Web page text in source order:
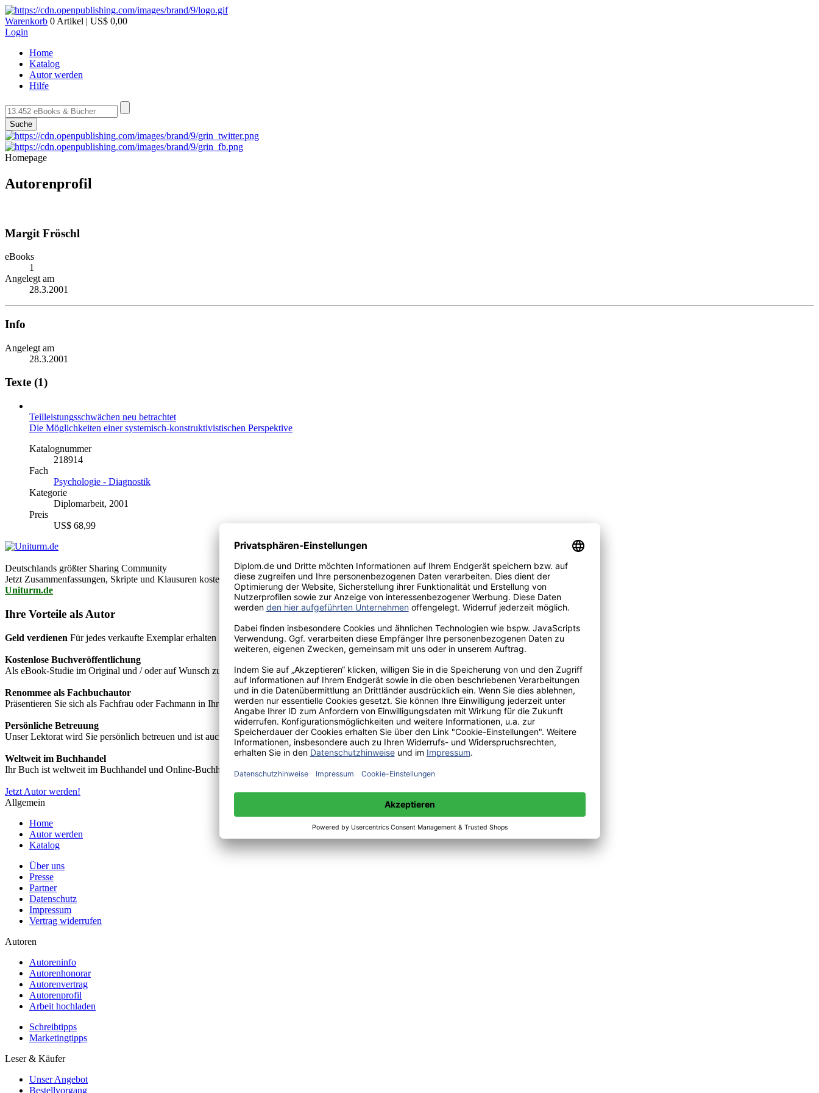
Warenkorb 0 Artikel | US$ 0,00
Login
Home
Katalog
Autor werden
Hilfe
Suche
Homepage
Autorenprofil
Margit Fröschl
eBooks
1
Angelegt am
28.3.2001
Info
Angelegt am
28.3.2001
Texte (1)
Teilleistungsschwächen neu betrachtet
Die Möglichkeiten einer systemisch-konstruktivistischen Perspektive
Katalognummer
218914
Fach
Psychologie - Diagnostik
Kategorie
Diplomarbeit, 2001
Preis
US$ 68,99
Deutschlands größter Sharing Community
Jetzt Zusammenfassungen, Skripte und Klausuren kostenlos downloaden!
Uniturm.de
Ihre Vorteile als Autor
Geld verdienen Für jedes verkaufte Exemplar erhalten Sie Autorenhonorar - bis zu 40%.
Kostenlose Buchveröffentlichung
Als eBook-Studie im Original und / oder auf Wunsch zusätzlich als hochwertiges Fachbuch in unserem renommierten Buchverlag.
Renommee als Fachbuchautor
Präsentieren Sie sich als Fachfrau oder Fachmann in Ihrem Fachgebiet und machen Sie sich bekannt.
Persönliche Betreuung
Unser Lektorat wird Sie persönlich betreuen und ist auch telefonisch unter +49(0)176-85996762 erreichbar.
Weltweit im Buchhandel
Ihr Buch ist weltweit im Buchhandel und Online-Buchhandel wie z.B. amazon erhältlich.
Jetzt Autor werden!
Allgemein
Home
Autor werden
Katalog
Über uns
Presse
Partner
Datenschutz
Impressum
Vertrag widerrufen
Autoren
Autoreninfo
Autorenhonorar
Autorenvertrag
Autorenprofil
Arbeit hochladen
Schreibtipps
Marketingtipps
Leser & Käufer
Unser Angebot
Bestellvorgang